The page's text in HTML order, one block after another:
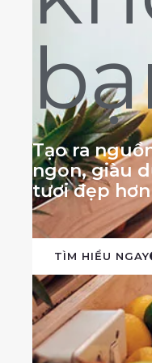
Tạo ra
ngon, giàu
tươi đẹp
TÌM HIỂU NGAY